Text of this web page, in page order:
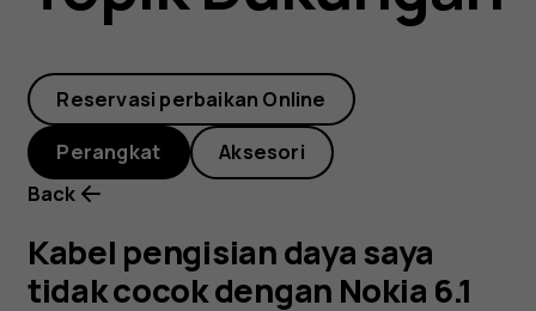
tidak
cocok
dengan
Nokia
Reservasi perbaikan Online
Perangkat
Aksesori
Back
Kabel pengisian daya saya
tidak cocok dengan Nokia 6.1